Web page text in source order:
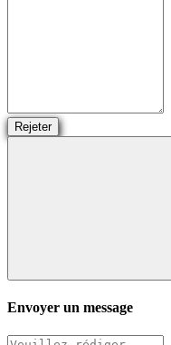
Rejeter
Envoyer un message